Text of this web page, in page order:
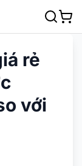
rẻ
với